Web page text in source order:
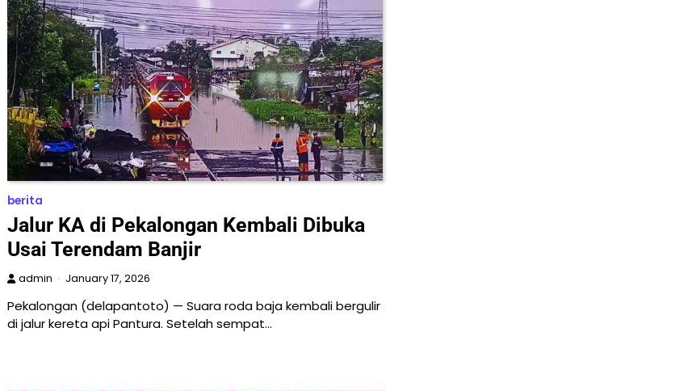
berita
Jalur KA di Pekalongan Kembali Dibuka
Usai Terendam Banjir
admin January 17, 2026
Pekalongan (delapantoto) — Suara roda baja kembali bergulir
di jalur kereta api Pantura. Setelah sempat…